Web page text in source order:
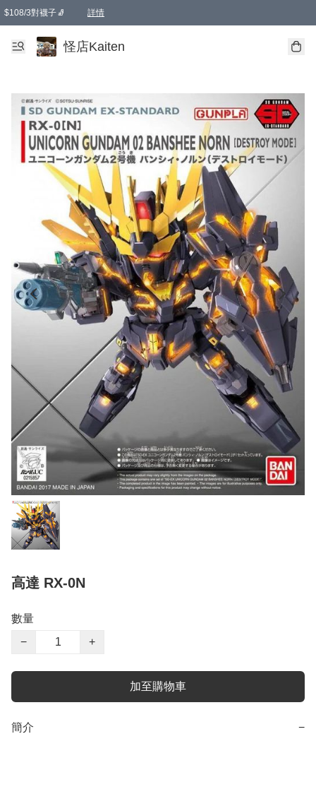
$108/3對襪子🧦 詳情
卡通傘☂️2把8折
購物滿 HKD 650.00即享免運費優惠！（適用於 本地送貨、本地取貨 )
怪店Kaiten
高達 RX-0N
數量
−
+
加至購物車
簡介 −